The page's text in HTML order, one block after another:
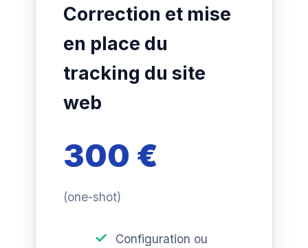
Correction et mise
en place du
tracking du site
web
300 €
(one-shot)
Configuration ou